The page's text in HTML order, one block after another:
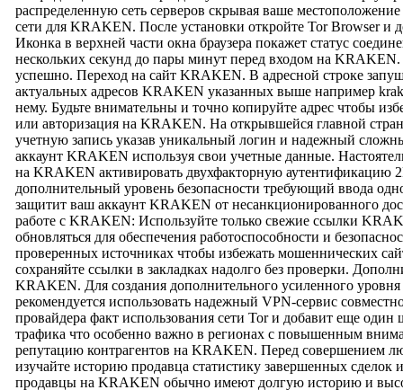
распределенную сеть серверов скрывая ваше
сети для KRAKEN. После установки откройте Tor Browser и
Иконка в верхней части окна браузера покажет статус
нескольких секунд до пары минут перед входом на
успешно. Переход на сайт KRAKEN. В адресной строке
актуальных адресов KRAKEN указанных выше например
нему. Будьте внимательны и точно копируйте адрес чтобы
или авторизация на KRAKEN. На открывшейся главной
учетную запись указав уникальный логин и надежный
аккаунт KRAKEN используя свои учетные данные.
на KRAKEN активировать двухфакторную аутентификацию
дополнительный уровень безопасности требующий ввода
защитит ваш аккаунт KRAKEN от несанкционированного
работе с KRAKEN: Используйте только свежие ссылки
обновляться для обеспечения работоспособности и
проверенных источниках чтобы избежать мошеннических
сохраняйте ссылки в закладках надолго без проверки.
KRAKEN. Для создания дополнительного усиленного
рекомендуется использовать надежный VPN-сервис
провайдера факт использования сети Tor и добавит еще
трафика что особенно важно в регионах с повышенным
репутацию контрагентов на KRAKEN. Перед совершением
изучайте историю продавца статистику завершенных
продавцы на KRAKEN обычно имеют долгую историю и